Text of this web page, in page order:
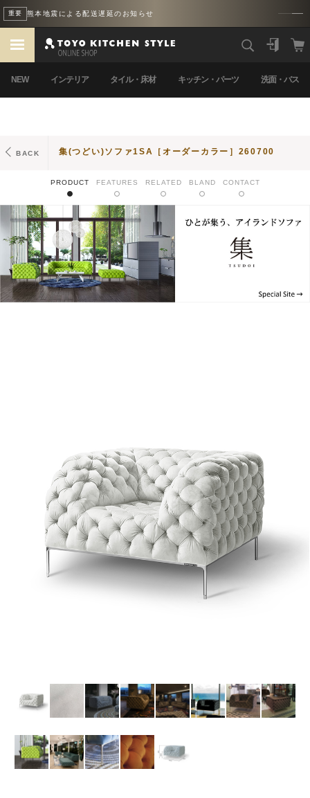
重要 熊本地震による配送遅延のお知らせ
NEW インテリア タイル・床材 キッチン・パーツ 洗面・バス
BACK 集(つどい)ソファ1SA［オーダーカラー］260700
PRODUCT FEATURES RELATED BLAND CONTACT